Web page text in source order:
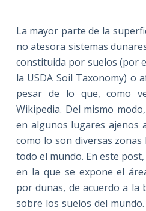
La mayor parte de la
no atesora sistemas
constituida por suelos (por
la USDA Soil Taxonomy) o
pesar de lo que, como
Wikipedia. Del mismo
en algunos lugares ajenos
como lo son diversas
todo el mundo. En este
en la que se expone el
por dunas, de acuerdo a la
sobre los suelos del